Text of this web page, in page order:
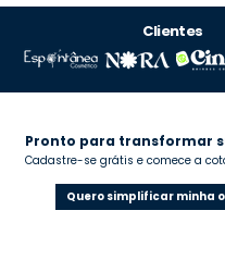
Clientes
Pronto para transformar
Cadastre-se grátis e comece a